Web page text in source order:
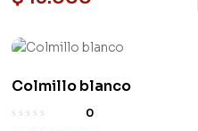
Colmillo blanco
0